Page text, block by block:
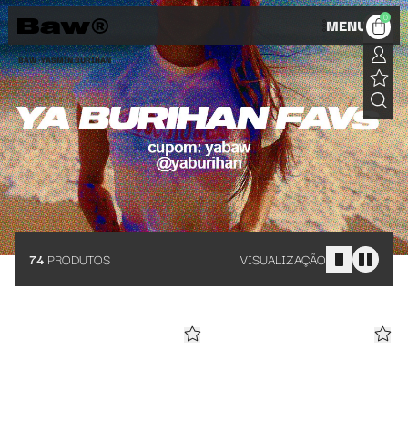
MENU 0
Baw e Ya Burihan: collab streetwear cheia de atitude
BAW •YASMIN BURIHAN
74 PRODUTOS VISUALIZAÇÃO